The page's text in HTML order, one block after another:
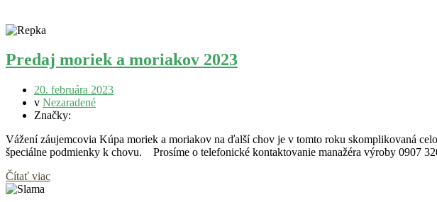
Predaj moriek a moriakov 2023
20. februára 2023
v Nezaradené
Značky:
Vážení záujemcovia Kúpa moriek a moriakov na ďalší chov je v tomto roku skomplikovaná
špeciálne podmienky k chovu. Prosíme o telefonické kontaktovanie manažéra výroby 0907
Čítať viac